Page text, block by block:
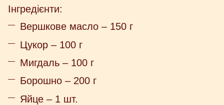
Інгредієнти:
Вершкове масло – 150 г
Цукор – 100 г
Мигдаль – 100 г
Борошно – 200 г
Яйце – 1 шт.